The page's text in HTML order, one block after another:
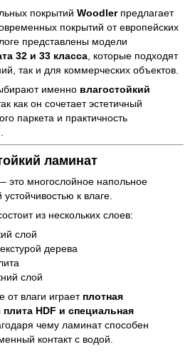
покрытий Woodlerпредлагает
покрытий от европейских
представлены модели
32 и 33 класса , которые подходят
так и для коммерческих объектов.
именно влагостойкий
как он сочетает эстетичный
паркета и практичность
ламинат
это многослойное напольное
к влаге.
из нескольких слоев:
слой
дерева
слой
влаги играет плотная
HDF и специальная
чему ламинат способен
контакт с водой.